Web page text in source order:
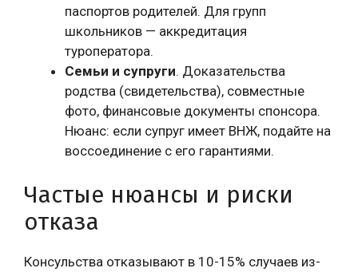
паспортов родителей. Для групп
школьников — аккредитация
туроператора.
Семьи и супруги. Доказательства
родства (свидетельства), совместные
фото, финансовые документы спонсора.
Нюанс: если супруг имеет ВНЖ, подайте на
воссоединение с его гарантиями.
Частые нюансы и риски
отказа
Консульства отказывают в 10-15% случаев из-